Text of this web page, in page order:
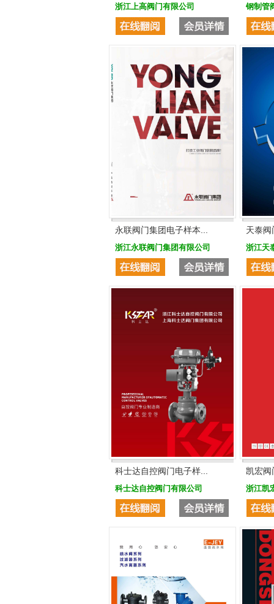
浙江上高阀门有限公司 钢制管
永联阀门集团电子样本...
浙江永联阀门集团有限公司
天泰阀
浙江天
科士达自控阀门电子样...
科士达自控阀门有限公司
凯宏阀
浙江凯